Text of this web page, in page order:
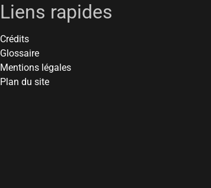
Liens rapides
Crédits
Glossaire
Mentions légales
Plan du site